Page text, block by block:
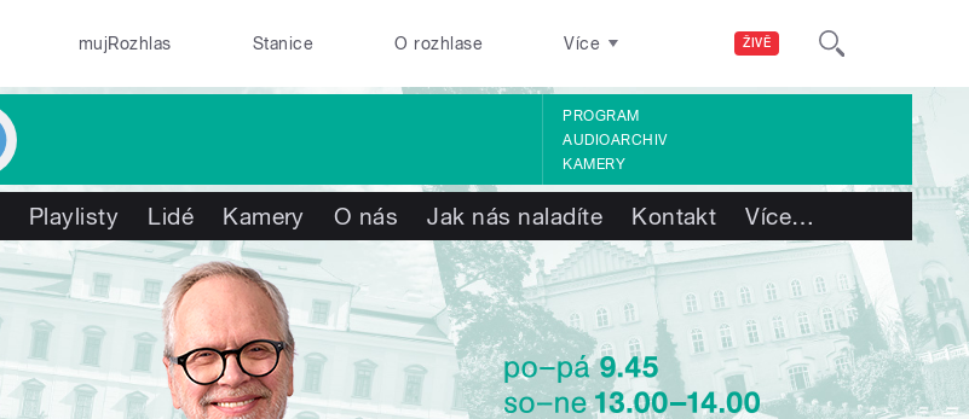
ŽIVĚ
mujRozhlas Stanice O rozhlase Více
PROGRAM
AUDIOARCHIV
KAMERY
Playlisty Lidé Kamery O nás Jak nás naladíte Kontakt Více…